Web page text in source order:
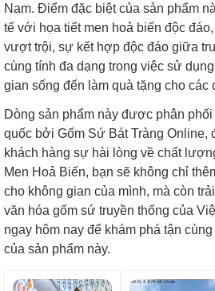
Nam. Điểm đặc biệt của sản phẩm
tế với họa tiết men hoả biến độc
vượt trội, sự kết hợp độc đáo giữa
cùng tính đa dạng trong việc sử
gian sống đến làm quà tặng cho các
Dòng sản phẩm này được phân
quốc bởi Gốm Sứ Bát Tràng Online,
khách hàng sự hài lòng về chất
Men Hoả Biến, bạn sẽ không chỉ
cho không gian của mình, mà còn
văn hóa gốm sứ truyền thống của
ngay hôm nay để khám phá tận
của sản phẩm này.